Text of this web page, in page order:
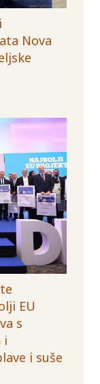
Nova
EU
s
i
i suše